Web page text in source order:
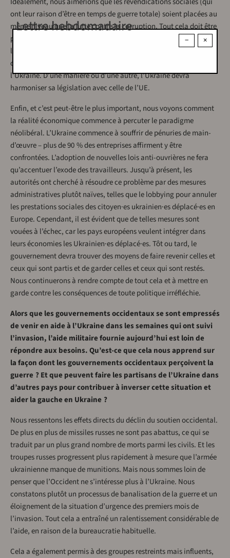
ont leur raison d’être en temps de guerre totale) soient placées au
même niveau que la lutte contre la corruption. Tout cela doit être
pris en compte dans le cadre de la poursuite de l’intégration de
l’Ukraine dans l’Union européenne, notamment parce que l’UE
offre une meilleure protection juridique aux travailleurs que
l’Ukraine. D’une manière ou d’une autre, l’Ukraine devra
harmoniser sa législation avec celle de l’UE.
Enfin, et c’est peut-être le plus important, nous voyons comment
la réalité économique commence à percuter le paradigme
néolibéral. L’Ukraine commence à souffrir de pénuries de main-
d’œuvre – plus de 90 % des entreprises affirment y être
confrontées. L’adoption de nouvelles lois anti-ouvrières ne fera
qu’accentuer l’exode des travailleurs. Jusqu’à présent, les
autorités ont cherché à résoudre ce problème par des mesures
administratives plutôt naïves, telles que le lobbying pour annuler
les prestations sociales des citoyen·es ukrainien·es déplacé·es en
Europe. Cependant, il est évident que de telles mesures sont
vouées à l’échec, car les pays européens veulent intégrer dans
leurs économies les Ukrainien·es déplacé·es. Tôt ou tard, le
gouvernement devra trouver des moyens de faire revenir celles et
ceux qui sont partis et de garder celles et ceux qui sont restés.
Nous continuerons à rendre compte de tout cela et à mettre en
garde contre les conséquences de toute politique irréfléchie.
Alors que les gouvernements occidentaux se sont empressés
de venir en aide à l’Ukraine dans les semaines qui ont suivi
l’invasion, l’aide militaire fournie aujourd’hui est loin de
répondre aux besoins. Qu’est-ce que cela nous apprend sur
la façon dont les gouvernements occidentaux perçoivent la
guerre ? Et que peuvent faire les partisans de l’Ukraine dans
d’autres pays pour contribuer à inverser cette situation et
aider la gauche en Ukraine ?
Nous ressentons les effets directs du déclin du soutien occidental.
De plus en plus de missiles russes ne sont pas abattus, ce qui se
traduit par un plus grand nombre de morts parmi les civils. Et les
troupes russes progressent plus rapidement à mesure que l’armée
ukrainienne manque de munitions. Mais nous sommes loin de
penser que l’Occident ne s’intéresse plus à l’Ukraine. Nous
constatons plutôt un processus de banalisation de la guerre et un
éloignement de la situation d’urgence des premiers mois de
l’invasion. Tout cela a entraîné un ralentissement considérable de
l’aide, en raison de la bureaucratie habituelle.
Cela a également permis à des groupes restreints mais influents,
×
−
Lettre hebdomadaire